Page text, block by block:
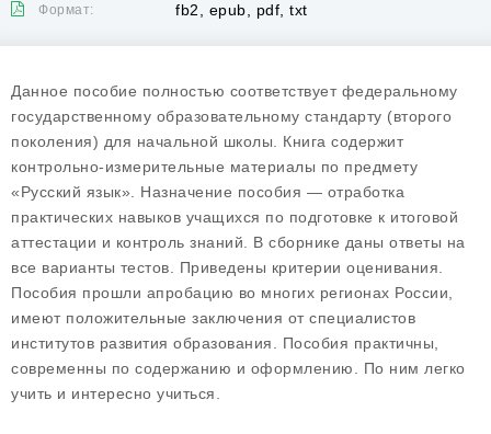
Формат: fb2, epub, pdf, txt
Данное пособие полностью соответствует федеральному
государственному образовательному стандарту (второго
поколения) для начальной школы. Книга содержит
контрольно-измерительные материалы по предмету
«Русский язык». Назначение пособия — отработка
практических навыков учащихся по подготовке к итоговой
аттестации и контроль знаний. В сборнике даны ответы на
все варианты тестов. Приведены критерии оценивания.
Пособия прошли апробацию во многих регионах России,
имеют положительные заключения от специалистов
институтов развития образования. Пособия практичны,
современны по содержанию и оформлению. По ним легко
учить и интересно учиться.